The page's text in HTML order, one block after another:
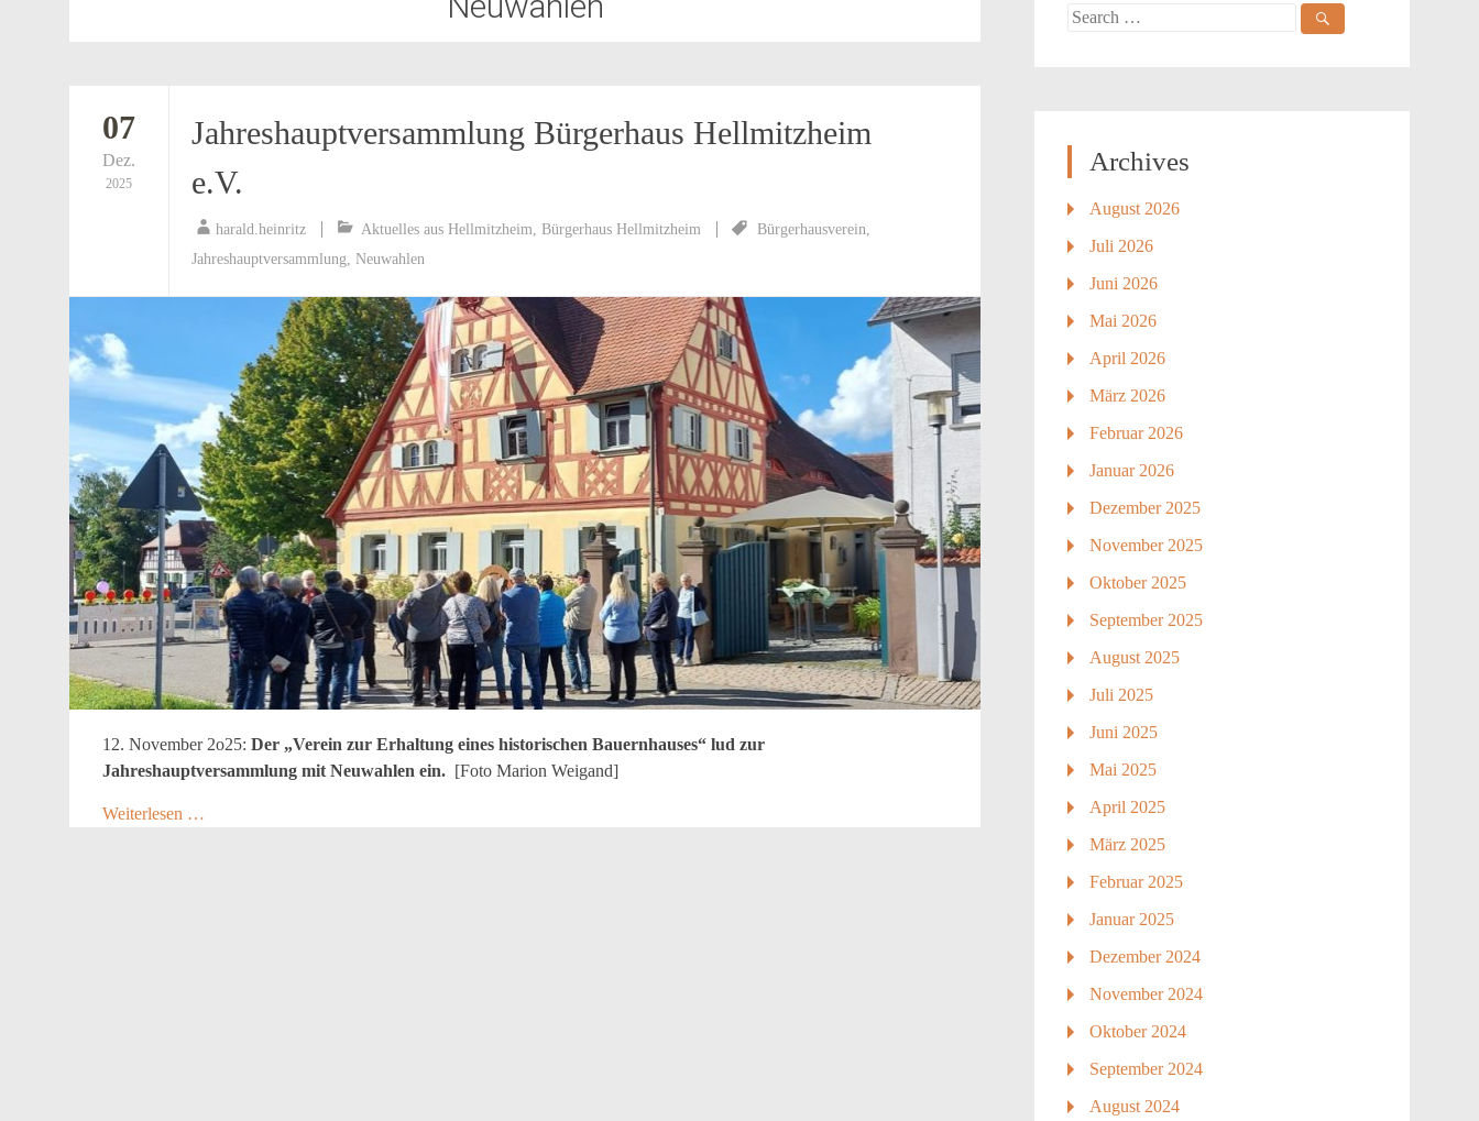
07
Dez.
2025
Jahreshauptversammlung Bürgerhaus Hellmitzheim
e.V.
harald.heinritz Aktuelles aus Hellmitzheim, Bürgerhaus Hellmitzheim Bürgerhausverein,
Jahreshauptversammlung, Neuwahlen
12. November 2o25: Der „Verein zur Erhaltung eines historischen Bauernhauses“ lud zur
Jahreshauptversammlung mit Neuwahlen ein. [Foto Marion Weigand]
Weiterlesen …
Search
Archives
August 2026
Juli 2026
Juni 2026
Mai 2026
April 2026
März 2026
Februar 2026
Januar 2026
Dezember 2025
November 2025
Oktober 2025
September 2025
August 2025
Juli 2025
Juni 2025
Mai 2025
April 2025
März 2025
Februar 2025
Januar 2025
Dezember 2024
November 2024
Oktober 2024
September 2024
August 2024